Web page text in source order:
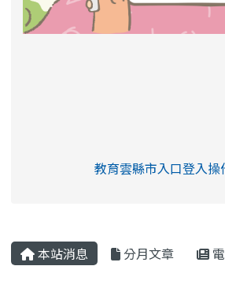
link to https://
教育雲縣市入口登入操
本站消息 分月文章